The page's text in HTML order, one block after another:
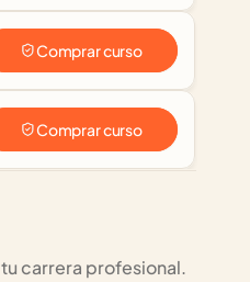
Comprar curso
Comprar curso
carrera profesional.